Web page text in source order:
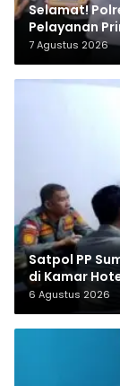
Selamat!
Pelayanan
7 Agustus 2026
Satpol PP
di Kamar
6 Agustus 2026